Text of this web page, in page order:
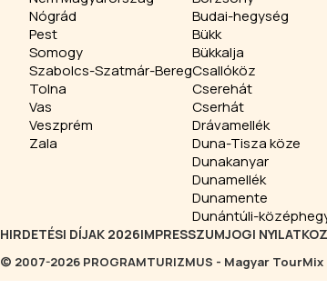
Nógrád
Pest
Somogy
Szabolcs-Szatmár-Bereg
Tolna
Vas
Veszprém
Zala
Budai-hegység
Bükk
Bükkalja
Csallóköz
Cserehát
Cserhát
Drávamellék
Duna-Tisza köze
Dunakanyar
Dunamellék
Dunamente
Dunántúli-
HIRDETÉSI DÍJAK 2026IMPRESSZUMJOGI
© 2007-2026 PROGRAMTURIZMUS - Magyar TourMix